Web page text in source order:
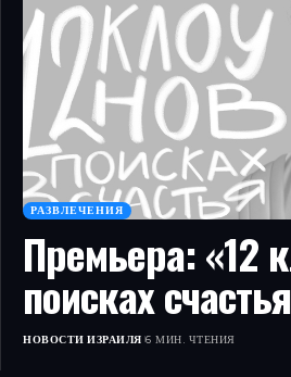
РАЗВЛЕЧЕНИЯ
Премьера: «12
поисках
НОВОСТИ ИЗРАИЛЯ 6 МИН. ЧТЕНИЯ